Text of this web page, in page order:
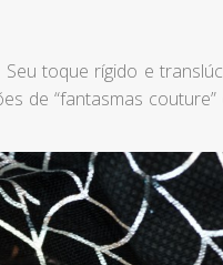
toque rígido e
de “fantasmas couture”